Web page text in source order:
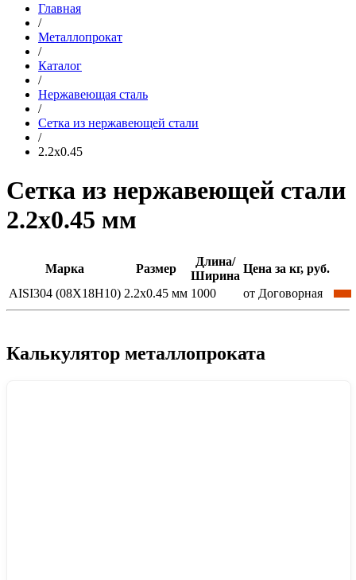
Главная
/
Металлопрокат
/
Каталог
/
Нержавеющая сталь
/
Сетка из нержавеющей стали
/
2.2x0.45
Сетка из нержавеющей стали
2.2x0.45 мм
Марка Размер
Длина/
Ширина
Цена за кг, руб.
AISI304 (08Х18Н10) 2.2x0.45 мм 1000 от Договорная
Калькулятор металлопроката